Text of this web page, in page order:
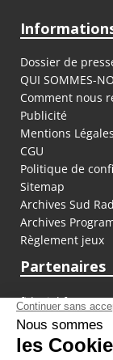
Dossier de
QUI SOMMES-
Comment nous
Publicité
Mentions Légales
CGU
Politique de
Sitemap
Archives Sud
Archives
Règlement jeux
Partenaires
fiducial.fr
lyoncapitale.fr
olympique-et-